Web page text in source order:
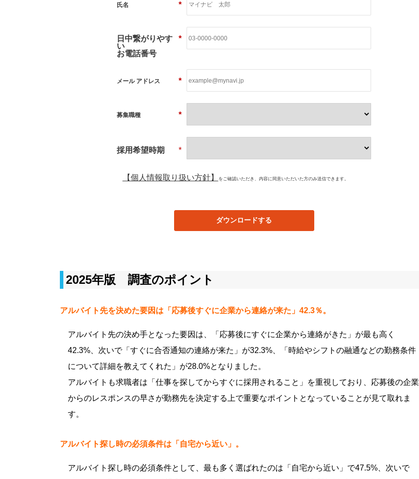
*
氏名
*
日中繋がりやす
い
お電話番号
*
メール アドレス
*
募集職種
*
採用希望時期
【個人情報取り扱い方針】 をご確認いただき、内容に同意いただいた方のみ送信できます。
ダウンロードする
2025年版 調査のポイント
アルバイト先を決めた要因は「応募後すぐに企業から連絡が来た」42.3％。
アルバイト先の決め手となった要因は、「応募後にすぐに企業から連絡がきた」が最も高く
42.3%、次いで「すぐに合否通知の連絡が来た」が32.3%、「時給やシフトの融通などの勤務条件
について詳細を教えてくれた」が28.0%となりました。
アルバイトも求職者は「仕事を探してからすぐに採用されること」を重視しており、応募後の企業
からのレスポンスの早さが勤務先を決定する上で重要なポイントとなっていることが見て取れま
す。
アルバイト探し時の必須条件は「自宅から近い」。
アルバイト探し時の必須条件として、最も多く選ばれたのは「自宅から近い」で47.5%、次いで